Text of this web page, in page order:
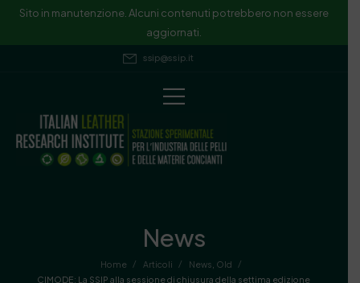
Sito in manutenzione. Alcuni contenuti potrebbero non essere
aggiornati.
ssip@ssip.it
News
Home / Articoli / News Old
/
CIMODE: La SSIP alla sessione di chiusura della settima edizione